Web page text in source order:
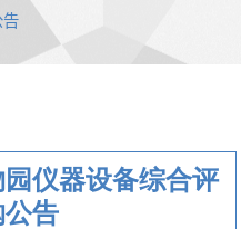
告
仪器设备综合评
公告